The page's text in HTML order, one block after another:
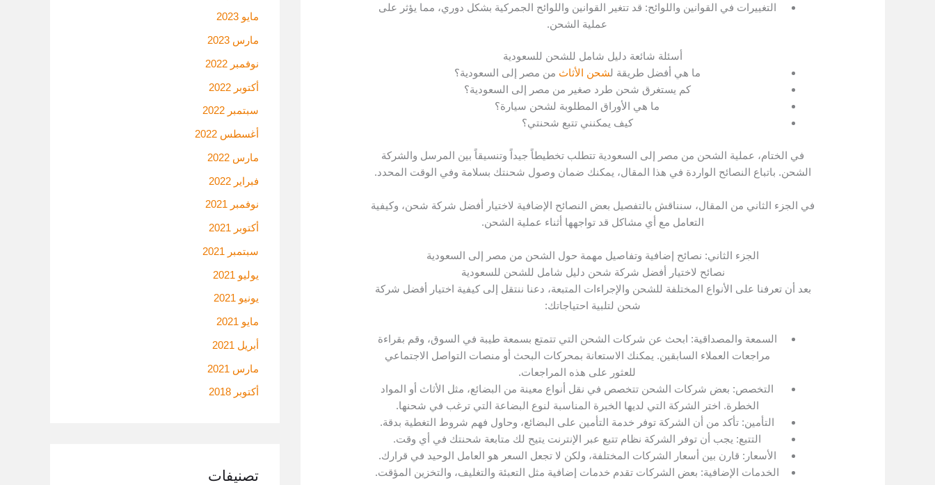
التغييرات في القوانين واللوائح: قد تتغير القوانين واللوائح الجمركية بشكل دوري، مما يؤثر على
عملية الشحن.
أسئلة شائعة دليل شامل للشحن للسعودية
ما هي أفضل طريقة لشحن الأثاث من مصر إلى السعودية؟
كم يستغرق شحن طرد صغير من مصر إلى السعودية؟
ما هي الأوراق المطلوبة لشحن سيارة؟
كيف يمكنني تتبع شحنتي؟
في الختام، عملية الشحن من مصر إلى السعودية تتطلب تخطيطاً جيداً وتنسيقاً بين المرسل والشركة
الشحن. باتباع النصائح الواردة في هذا المقال، يمكنك ضمان وصول شحنتك بسلامة وفي الوقت المحدد.
في الجزء الثاني من المقال، سنناقش بالتفصيل بعض النصائح الإضافية لاختيار أفضل شركة شحن، وكيفية
التعامل مع أي مشاكل قد تواجهها أثناء عملية الشحن.
الجزء الثاني: نصائح إضافية وتفاصيل مهمة حول الشحن من مصر إلى السعودية
نصائح لاختيار أفضل شركة شحن دليل شامل للشحن للسعودية
بعد أن تعرفنا على الأنواع المختلفة للشحن والإجراءات المتبعة، دعنا ننتقل إلى كيفية اختيار أفضل شركة
شحن لتلبية احتياجاتك:
السمعة والمصداقية: ابحث عن شركات الشحن التي تتمتع بسمعة طيبة في السوق، وقم بقراءة
مراجعات العملاء السابقين. يمكنك الاستعانة بمحركات البحث أو منصات التواصل الاجتماعي
للعثور على هذه المراجعات.
التخصص: بعض شركات الشحن تتخصص في نقل أنواع معينة من البضائع، مثل الأثاث أو المواد
الخطرة. اختر الشركة التي لديها الخبرة المناسبة لنوع البضاعة التي ترغب في شحنها.
التأمين: تأكد من أن الشركة توفر خدمة التأمين على البضائع، وحاول فهم شروط التغطية بدقة.
التتبع: يجب أن توفر الشركة نظام تتبع عبر الإنترنت يتيح لك متابعة شحنتك في أي وقت.
الأسعار: قارن بين أسعار الشركات المختلفة، ولكن لا تجعل السعر هو العامل الوحيد في قرارك.
الخدمات الإضافية: بعض الشركات تقدم خدمات إضافية مثل التعبئة والتغليف، والتخزين المؤقت.
مايو 2023
مارس 2023
نوفمبر 2022
أكتوبر 2022
سبتمبر 2022
أغسطس 2022
مارس 2022
فبراير 2022
نوفمبر 2021
أكتوبر 2021
سبتمبر 2021
يوليو 2021
يونيو 2021
مايو 2021
أبريل 2021
مارس 2021
أكتوبر 2018
تصنيفات